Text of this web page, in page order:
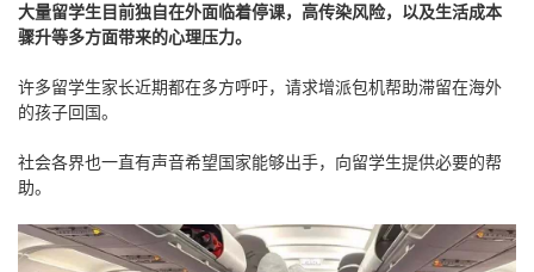
大量留学生目前独自在外面临着停课，高传染风险，以及生活成本
骤升等多方面带来的心理压力。
许多留学生家长近期都在多方呼吁，请求增派包机帮助滞留在海外
的孩子回国。
社会各界也一直有声音希望国家能够出手，向留学生提供必要的帮
助。